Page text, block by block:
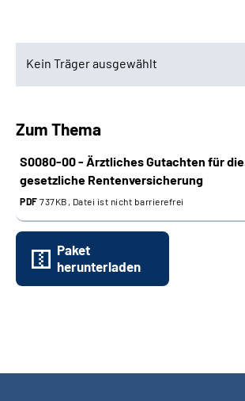
Kein Träger ausgewählt
Bund
Westfalen
Zum Thema
S0080-00 - Ärztliches Gutachten für die
gesetzliche Rentenversicherung
PDF 737KB, Datei ist nicht barrierefrei
Paket
herunterladen